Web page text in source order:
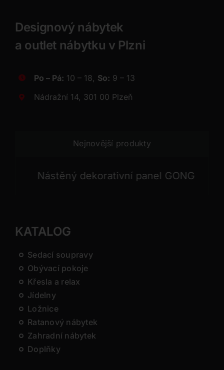
Designový nábytek
a outlet nábytku v Plzni
Po – Pá: 10 – 18, So: 9 – 13
Nádražní 14, 301 00 Plzeň
Nejnovější produkty
Nástěný dekorativní panel GONG
KATALOG
Sedací soupravy
Obývací pokoje
Křesla a relax
Jídelny
Ložnice
Ratanový nábytek
Zahradní nábytek
Doplňky